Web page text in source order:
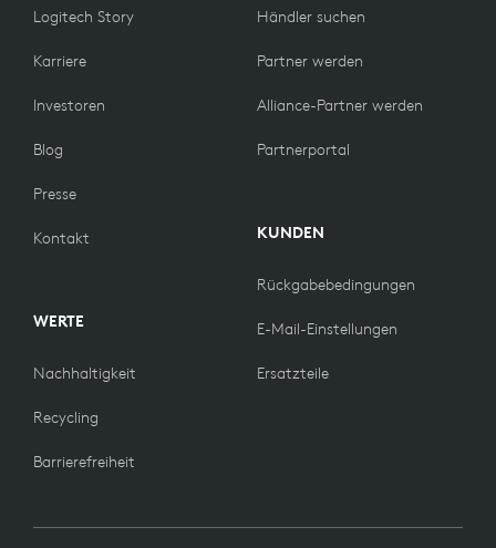
Logitech Story
Karriere
Investoren
Blog
Presse
Kontakt
WERTE
Nachhaltigkeit
Recycling
Barrierefreiheit
Händler suchen
Partner werden
Alliance-Partner werden
Partnerportal
KUNDEN
Rückgabebedingungen
E-Mail-Einstellungen
Ersatzteile